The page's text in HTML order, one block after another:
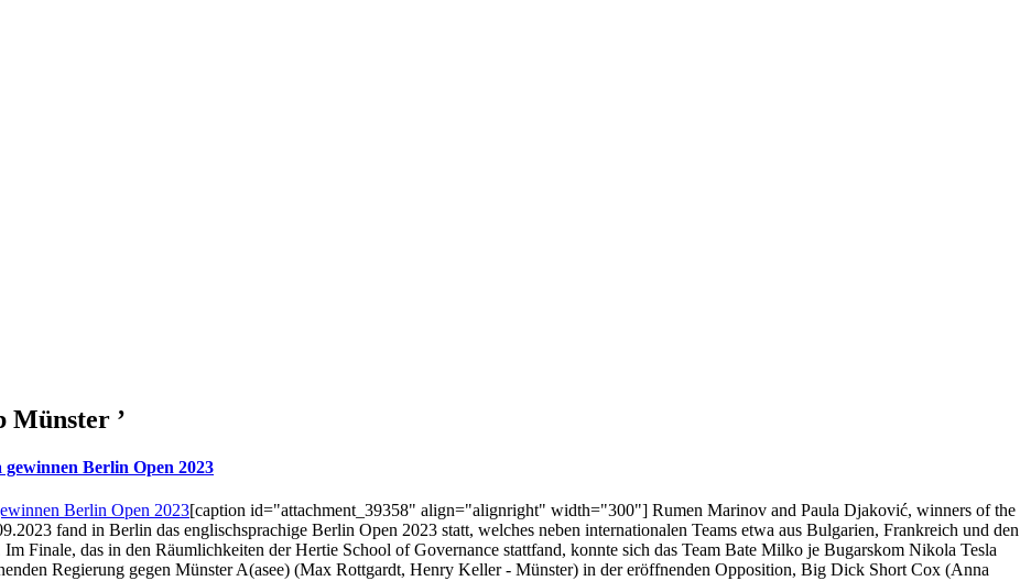
Münster ’
Berlin Open 2023
[caption id="attachment_39358" align="alignright" width="300"] Rumen Marinov and Paula Djaković, winners of the
fand in Berlin das englischsprachige Berlin Open 2023 statt, welches neben internationalen Teams etwa aus Bulgarien, Frankreich und den
Finale, das in den Räumlichkeiten der Hertie School of Governance stattfand, konnte sich das Team Bate Milko je Bugarskom Nikola Tesla
Regierung gegen Münster A(asee) (Max Rottgardt, Henry Keller - Münster) in der eröffnenden Opposition, Big Dick Short Cox (Anna